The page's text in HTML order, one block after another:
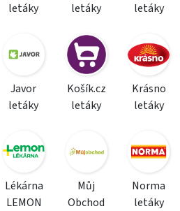
letáky
letáky
letáky
Javor
letáky
Košík.cz
letáky
Krásno
letáky
Lékárna
LEMON
Můj
Obchod
Norma
letáky